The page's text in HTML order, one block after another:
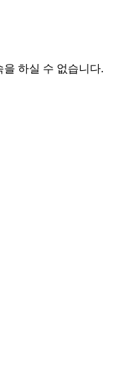
하실 수 없습니다.